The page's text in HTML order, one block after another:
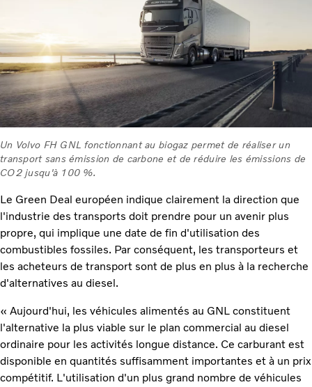
Un Volvo FH GNL fonctionnant au biogaz permet de réaliser un
transport sans émission de carbone et de réduire les émissions de
CO2 jusqu'à 100 %.
Le Green Deal européen indique clairement la direction que
l'industrie des transports doit prendre pour un avenir plus
propre, qui implique une date de fin d'utilisation des
combustibles fossiles. Par conséquent, les transporteurs et
les acheteurs de transport sont de plus en plus à la recherche
d'alternatives au diesel.
« Aujourd'hui, les véhicules alimentés au GNL constituent
l'alternative la plus viable sur le plan commercial au diesel
ordinaire pour les activités longue distance. Ce carburant est
disponible en quantités suffisamment importantes et à un prix
compétitif. L'utilisation d'un plus grand nombre de véhicules